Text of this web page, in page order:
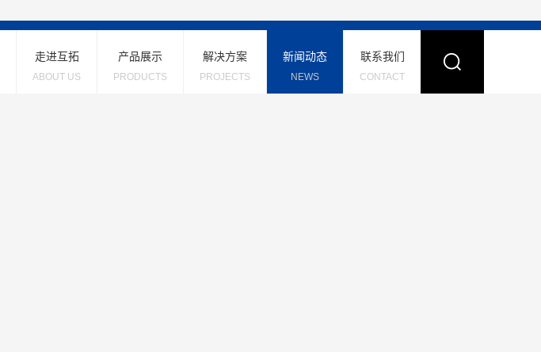
走进互拓
ABOUT US
产品展示
PRODUCTS
解决方案
PROJECTS
新闻动态
NEWS
联系我们
CONTACT